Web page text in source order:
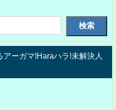
検索
ーガマ!Haraハラ!未解決人